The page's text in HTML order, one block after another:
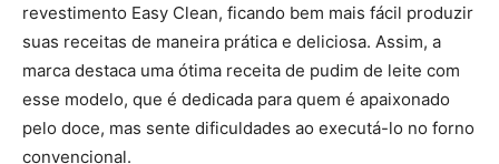
revestimento Easy Clean, ficando bem mais fácil produzir
suas receitas de maneira prática e deliciosa. Assim, a
marca destaca uma ótima receita de pudim de leite com
esse modelo, que é dedicada para quem é apaixonado
pelo doce, mas sente dificuldades ao executá-lo no forno
convencional.